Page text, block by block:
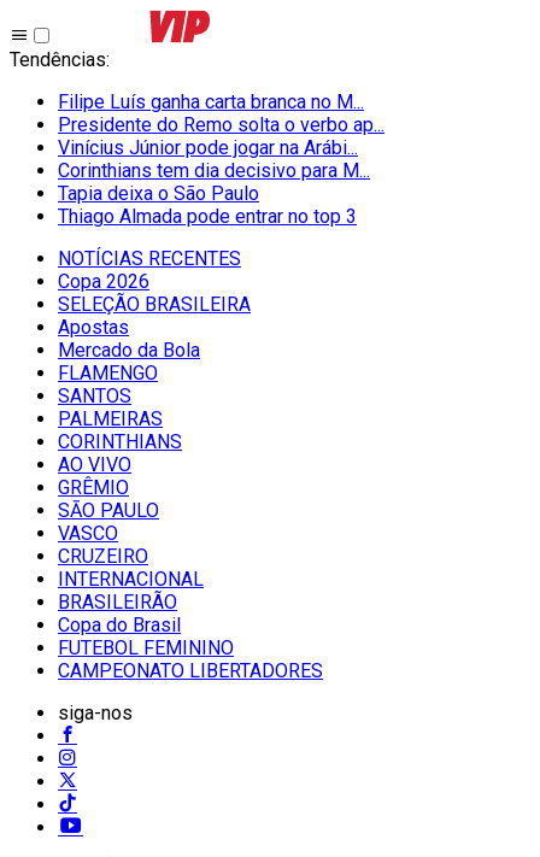
Tendências:
Filipe Luís ganha carta branca no M...
Presidente do Remo solta o verbo ap...
Vinícius Júnior pode jogar na Arábi...
Corinthians tem dia decisivo para M...
Tapia deixa o São Paulo
Thiago Almada pode entrar no top 3
NOTÍCIAS RECENTES
Copa 2026
SELEÇÃO BRASILEIRA
Apostas
Mercado da Bola
FLAMENGO
SANTOS
PALMEIRAS
CORINTHIANS
AO VIVO
GRÊMIO
SĀO PAULO
VASCO
CRUZEIRO
INTERNACIONAL
BRASILEIRÃO
Copa do Brasil
FUTEBOL FEMININO
CAMPEONATO LIBERTADORES
siga-nos